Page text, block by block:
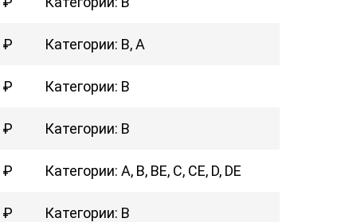
₽ Категории: B, A
₽ Категории: B
₽ Категории: B
₽ Категории: A, B, BE, C, CE, D, DE
₽ Категории: B